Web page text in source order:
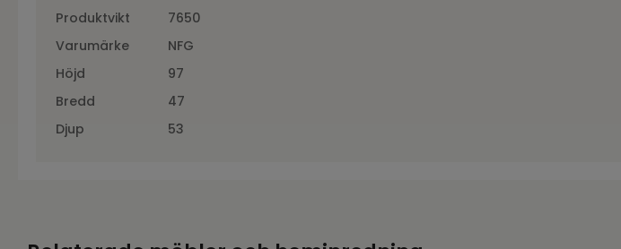
Produktvikt
7650
Varumärke
NFG
Höjd
97
Bredd
47
Djup
53